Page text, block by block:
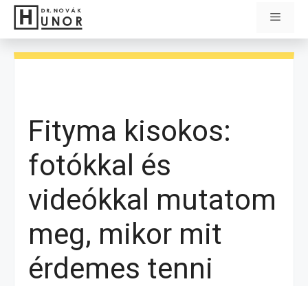
Kilépés
tartalomba
Menü
Fityma kisokos:
fotókkal és
videókkal mutatom
meg, mikor mit
érdemes tenni